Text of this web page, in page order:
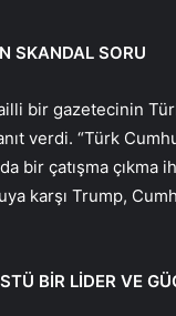
SKANDAL SORU
bir gazetecinin
verdi. “Türk
bir çatışma çıkma
karşı Trump,
BİR LİDER VE